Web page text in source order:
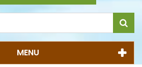
MENU